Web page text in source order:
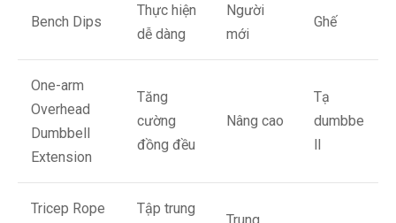
Bench Dips
Thực hiện
dễ dàng
Người
mới
Ghế
One-arm
Overhead
Dumbbell
Extension
Tăng
cường
đồng đều
Nâng cao
Tạ
dumbbe
ll
Tricep Rope Tập trung